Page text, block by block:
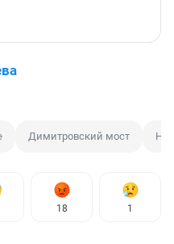
Димитровский мост
18 1